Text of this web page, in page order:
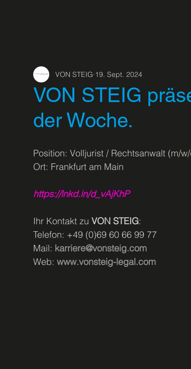
VON STEIG
der Woche.
VON STEIG 19. Sept. 2024
Position: Volljurist / Rechtsanwalt (m/
Ort: Frankfurt am Main
https://lnkd.in/d_vAjKhP
Ihr Kontakt zu VON STEIG:
Telefon: +49 (0)69 60 66 99 77
Mail: karriere@vonsteig.com
Web: www.vonsteig-legal.com